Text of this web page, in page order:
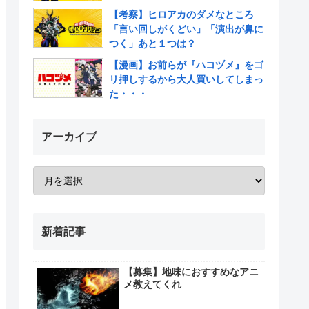
【考察】ヒロアカのダメなところ
「言い回しがくどい」「演出が鼻に
つく」あと１つは？
【漫画】お前らが『ハコヅメ』をゴ
リ押しするから大人買いしてしまっ
た・・・
アーカイブ
新着記事
【募集】地味におすすめなアニ
メ教えてくれ